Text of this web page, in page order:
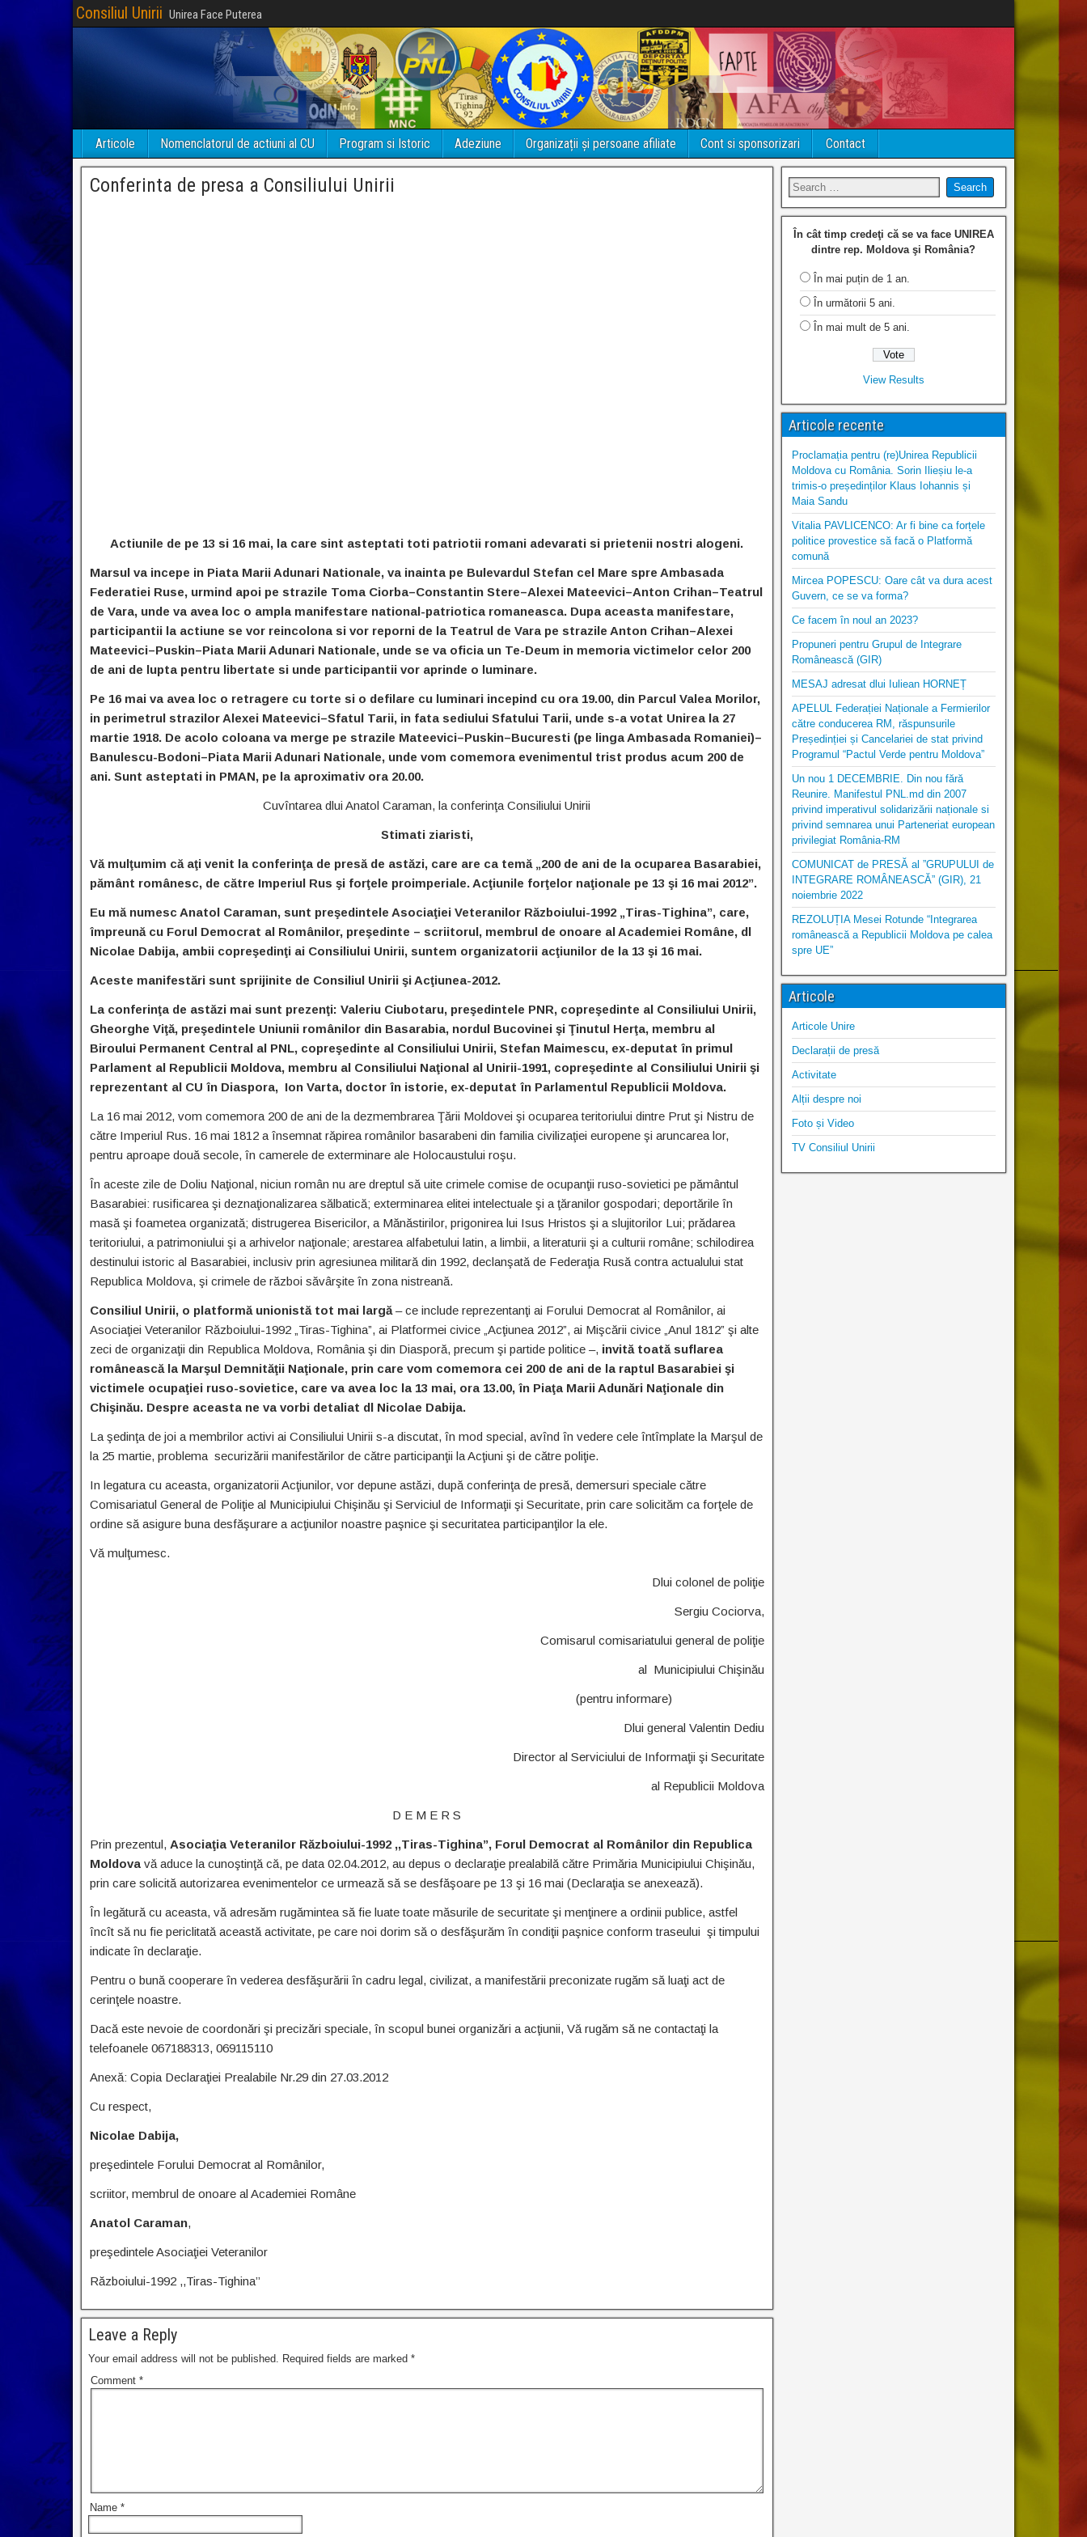
Consiliul Unirii Unirea Face Puterea
Articole Nomenclatorul de actiuni al CU Program si Istoric Adeziune Organizații și persoane afiliate Cont si sponsorizari Contact
Conferinta de presa a Consiliului Unirii
Actiunile de pe 13 si 16 mai, la care sint asteptati toti patriotii romani adevarati si prietenii nostri alogeni.
Marsul va incepe in Piata Marii Adunari Nationale, va inainta pe Bulevardul Stefan cel Mare spre Ambasada
Federatiei Ruse, urmind apoi pe strazile Toma Ciorba–Constantin Stere–Alexei Mateevici–Anton Crihan–Teatrul
de Vara, unde va avea loc o ampla manifestare national-patriotica romaneasca. Dupa aceasta manifestare,
participantii la actiune se vor reincolona si vor reporni de la Teatrul de Vara pe strazile Anton Crihan–Alexei
Mateevici–Puskin–Piata Marii Adunari Nationale, unde se va oficia un Te-Deum in memoria victimelor celor 200
de ani de lupta pentru libertate si unde participantii vor aprinde o luminare.
Pe 16 mai va avea loc o retragere cu torte si o defilare cu luminari incepind cu ora 19.00, din Parcul Valea Morilor,
in perimetrul strazilor Alexei Mateevici–Sfatul Tarii, in fata sediului Sfatului Tarii, unde s-a votat Unirea la 27
martie 1918. De acolo coloana va merge pe strazile Mateevici–Puskin–Bucuresti (pe linga Ambasada Romaniei)–
Banulescu-Bodoni–Piata Marii Adunari Nationale, unde vom comemora evenimentul trist produs acum 200 de
ani. Sunt asteptati in PMAN, pe la aproximativ ora 20.00.
Cuvîntarea dlui Anatol Caraman, la conferinţa Consiliului Unirii
Stimati ziaristi,
Vă mulţumim că aţi venit la conferinţa de presă de astăzi, care are ca temă „200 de ani de la ocuparea Basarabiei,
pământ românesc, de către Imperiul Rus şi forţele proimperiale. Acţiunile forţelor naţionale pe 13 şi 16 mai 2012”.
Eu mă numesc Anatol Caraman, sunt preşedintele Asociaţiei Veteranilor Războiului-1992 „Tiras-Tighina”, care,
împreună cu Forul Democrat al Românilor, preşedinte – scriitorul, membrul de onoare al Academiei Române, dl
Nicolae Dabija, ambii copreşedinţi ai Consiliului Unirii, suntem organizatorii acţiunilor de la 13 şi 16 mai.
Aceste manifestări sunt sprijinite de Consiliul Unirii şi Acţiunea-2012.
La conferinţa de astăzi mai sunt prezenţi: Valeriu Ciubotaru, preşedintele PNR, copreşedinte al Consiliului Unirii,
Gheorghe Viţă, preşedintele Uniunii românilor din Basarabia, nordul Bucovinei şi Ţinutul Herţa, membru al
Biroului Permanent Central al PNL, copreşedinte al Consiliului Unirii, Stefan Maimescu, ex-deputat în primul
Parlament al Republicii Moldova, membru al Consiliului Naţional al Unirii-1991, copreşedinte al Consiliului Unirii şi
reprezentant al CU în Diaspora, Ion Varta, doctor în istorie, ex-deputat în Parlamentul Republicii Moldova.
La 16 mai 2012, vom comemora 200 de ani de la dezmembrarea Ţării Moldovei şi ocuparea teritoriului dintre Prut şi Nistru de
către Imperiul Rus. 16 mai 1812 a însemnat răpirea românilor basarabeni din familia civilizaţiei europene şi aruncarea lor,
pentru aproape două secole, în camerele de exterminare ale Holocaustului roşu.
În aceste zile de Doliu Naţional, niciun român nu are dreptul să uite crimele comise de ocupanţii ruso-sovietici pe pământul
Basarabiei: rusificarea şi deznaţionalizarea sălbatică; exterminarea elitei intelectuale şi a ţăranilor gospodari; deportările în
masă şi foametea organizată; distrugerea Bisericilor, a Mănăstirilor, prigonirea lui Isus Hristos şi a slujitorilor Lui; prădarea
teritoriului, a patrimoniului şi a arhivelor naţionale; arestarea alfabetului latin, a limbii, a literaturii şi a culturii române; schilodirea
destinului istoric al Basarabiei, inclusiv prin agresiunea militară din 1992, declanşată de Federaţia Rusă contra actualului stat
Republica Moldova, şi crimele de război săvârşite în zona nistreană.
Consiliul Unirii, o platformă unionistă tot mai largă – ce include reprezentanţi ai Forului Democrat al Românilor, ai
Asociaţiei Veteranilor Războiului-1992 „Tiras-Tighina”, ai Platformei civice „Acţiunea 2012”, ai Mişcării civice „Anul 1812” şi alte
zeci de organizaţii din Republica Moldova, România şi din Diasporă, precum şi partide politice –, invită toată suflarea
românească la Marşul Demnităţii Naţionale, prin care vom comemora cei 200 de ani de la raptul Basarabiei şi
victimele ocupaţiei ruso-sovietice, care va avea loc la 13 mai, ora 13.00, în Piaţa Marii Adunări Naţionale din
Chişinău. Despre aceasta ne va vorbi detaliat dl Nicolae Dabija.
La şedinţa de joi a membrilor activi ai Consiliului Unirii s-a discutat, în mod special, avînd în vedere cele întîmplate la Marşul de
la 25 martie, problema securizării manifestărilor de către participanţii la Acţiuni şi de către poliţie.
In legatura cu aceasta, organizatorii Acţiunilor, vor depune astăzi, după conferinţa de presă, demersuri speciale către
Comisariatul General de Poliţie al Municipiului Chişinău şi Serviciul de Informaţii şi Securitate, prin care solicităm ca forţele de
ordine să asigure buna desfăşurare a acţiunilor noastre paşnice şi securitatea participanţilor la ele.
Vă mulţumesc.
Dlui colonel de poliţie
Sergiu Cociorva,
Comisarul comisariatului general de poliţie
al Municipiului Chişinău
(pentru informare)
Dlui general Valentin Dediu
Director al Serviciului de Informaţii şi Securitate
al Republicii Moldova
D E M E R S
Prin prezentul, Asociaţia Veteranilor Războiului-1992 ,,Tiras-Tighina’’, Forul Democrat al Românilor din Republica
Moldova vă aduce la cunoştinţă că, pe data 02.04.2012, au depus o declaraţie prealabilă către Primăria Municipiului Chişinău,
prin care solicită autorizarea evenimentelor ce urmează să se desfăşoare pe 13 şi 16 mai (Declaraţia se anexează).
În legătură cu aceasta, vă adresăm rugămintea să fie luate toate măsurile de securitate şi menţinere a ordinii publice, astfel
încît să nu fie periclitată această activitate, pe care noi dorim să o desfăşurăm în condiţii paşnice conform traseului şi timpului
indicate în declaraţie.
Pentru o bună cooperare în vederea desfăşurării în cadru legal, civilizat, a manifestării preconizate rugăm să luaţi act de
cerinţele noastre.
Dacă este nevoie de coordonări şi precizări speciale, în scopul bunei organizări a acţiunii, Vă rugăm să ne contactaţi la
telefoanele 067188313, 069115110
Anexă: Copia Declaraţiei Prealabile Nr.29 din 27.03.2012
Cu respect,
Nicolae Dabija,
preşedintele Forului Democrat al Românilor,
scriitor, membrul de onoare al Academiei Române
Anatol Caraman,
preşedintele Asociaţiei Veteranilor
Războiului-1992 ,,Tiras-Tighina’’
Leave a Reply
Your email address will not be published. Required fields are marked *
Comment *
Name *
În cât timp credeţi că se va face UNIREA
dintre rep. Moldova şi România?
În mai puțin de 1 an.
În următorii 5 ani.
În mai mult de 5 ani.
View Results
Articole recente
Proclamația pentru (re)Unirea Republicii
Moldova cu România. Sorin Ilieșiu le-a
trimis-o președinților Klaus Iohannis și
Maia Sandu
Vitalia PAVLICENCO: Ar fi bine ca forțele
politice provestice să facă o Platformă
comună
Mircea POPESCU: Oare cât va dura acest
Guvern, ce se va forma?
Ce facem în noul an 2023?
Propuneri pentru Grupul de Integrare
Românească (GIR)
MESAJ adresat dlui Iuliean HORNEȚ
APELUL Federației Naționale a Fermierilor
către conducerea RM, răspunsurile
Președinției și Cancelariei de stat privind
Programul “Pactul Verde pentru Moldova”
Un nou 1 DECEMBRIE. Din nou fără
Reunire. Manifestul PNL.md din 2007
privind imperativul solidarizării naționale si
privind semnarea unui Parteneriat european
privilegiat România-RM
COMUNICAT de PRESĂ al ”GRUPULUI de
INTEGRARE ROMÂNEASCĂ” (GIR), 21
noiembrie 2022
REZOLUȚIA Mesei Rotunde “Integrarea
românească a Republicii Moldova pe calea
spre UE”
Articole
Articole Unire
Declarații de presă
Activitate
Alții despre noi
Foto și Video
TV Consiliul Unirii